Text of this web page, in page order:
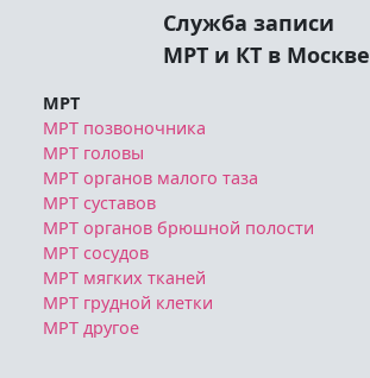
Служба записи
МРТ и КТ в Москве
МРТ
МРТ позвоночника
МРТ головы
МРТ органов малого таза
МРТ суставов
МРТ органов брюшной полости
МРТ сосудов
МРТ мягких тканей
МРТ грудной клетки
МРТ другое